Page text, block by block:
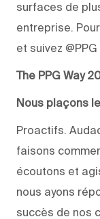
surfaces de
entreprise.
et suivez @PPG
The PPG Way
Nous plaçons
Proactifs.
faisons
écoutons et
nous ayons
succès de nos